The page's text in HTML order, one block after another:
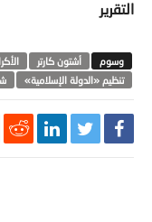
تنظيم «الدولة الإسلامية»